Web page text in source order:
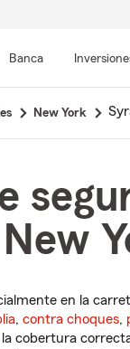
Banca
New York
en la
, contra choques,
cobertura